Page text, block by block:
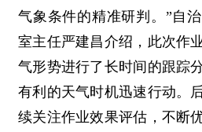
气象条件的精准研判。”自
室主任严建昌介绍，此次作
气形势进行了长时间的跟踪
有利的天气时机迅速行动。
续关注作业效果评估，不断